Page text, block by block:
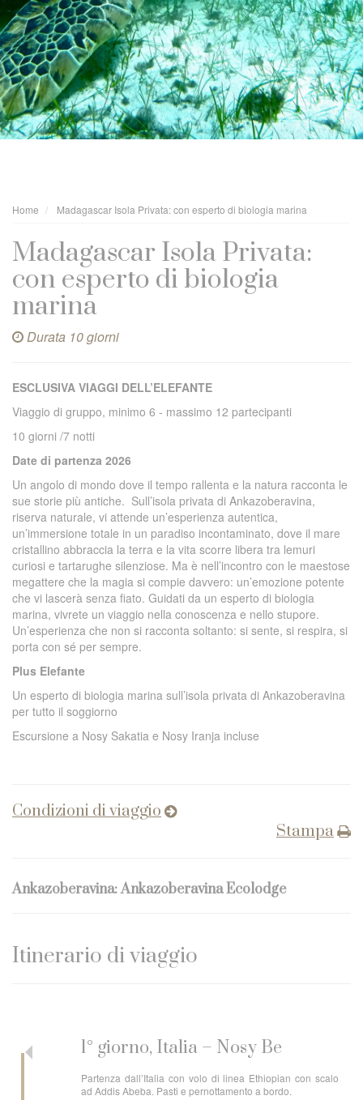
Home Madagascar Isola Privata: con esperto di biologia marina
Madagascar Isola Privata:
con esperto di biologia
marina
Durata 10 giorni
ESCLUSIVA VIAGGI DELL’ELEFANTE
Viaggio di gruppo, minimo 6 - massimo 12 partecipanti
10 giorni /7 notti
Date di partenza 2026
Un angolo di mondo dove il tempo rallenta e la natura racconta le
sue storie più antiche. Sull’isola privata di Ankazoberavina,
riserva naturale, vi attende un’esperienza autentica,
un’immersione totale in un paradiso incontaminato, dove il mare
cristallino abbraccia la terra e la vita scorre libera tra lemuri
curiosi e tartarughe silenziose. Ma è nell’incontro con le maestose
megattere che la magia si compie davvero: un’emozione potente
che vi lascerà senza fiato. Guidati da un esperto di biologia
marina, vivrete un viaggio nella conoscenza e nello stupore.
Un’esperienza che non si racconta soltanto: si sente, si respira, si
porta con sé per sempre.
Plus Elefante
Un esperto di biologia marina sull’isola privata di Ankazoberavina
per tutto il soggiorno
Escursione a Nosy Sakatia e Nosy Iranja incluse
Condizioni di viaggio
Stampa
Ankazoberavina: Ankazoberavina Ecolodge
Itinerario di viaggio
1° giorno, Italia – Nosy Be
Partenza dall’Italia con volo di linea Ethiopian con scalo
ad Addis Abeba. Pasti e pernottamento a bordo.